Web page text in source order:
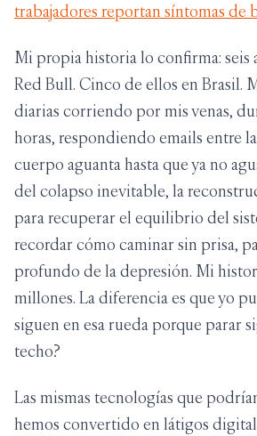
trabajadores reportan síntomas de
Mi propia historia lo confirma: seis
Red Bull. Cinco de ellos en Brasil.
diarias corriendo por mis venas,
horas, respondiendo emails entre la
cuerpo aguanta hasta que ya no
del colapso inevitable, la
para recuperar el equilibrio del
recordar cómo caminar sin prisa,
profundo de la depresión. Mi
millones. La diferencia es que yo
siguen en esa rueda porque parar
techo?
Las mismas tecnologías que
hemos convertido en látigos